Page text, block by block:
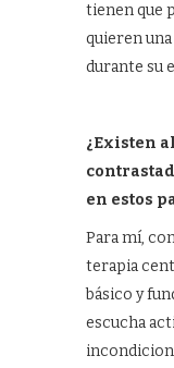
tienen que
quieren
durante su
¿Existen
en estos
Para mí,
terapia
básico y
escucha